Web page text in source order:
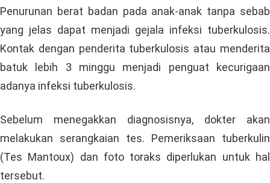
Penurunan berat badan pada anak-anak tanpa sebab
yang jelas dapat menjadi gejala infeksi tuberkulosis.
Kontak dengan penderita tuberkulosis atau menderita
batuk lebih 3 minggu menjadi penguat kecurigaan
adanya infeksi tuberkulosis.
Sebelum menegakkan diagnosisnya, dokter akan
melakukan serangkaian tes. Pemeriksaan tuberkulin
(Tes Mantoux) dan foto toraks diperlukan untuk hal
tersebut.